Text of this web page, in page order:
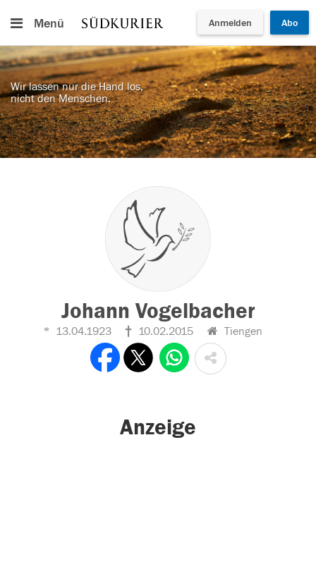
Menü Anmelden Abo
Wir lassen nur die Hand los,
nicht den Menschen.
Johann Vogelbacher
13.04.1923 10.02.2015 Tiengen
Anzeige